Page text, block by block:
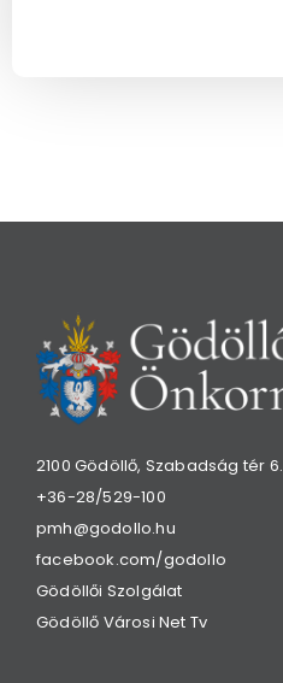
2100 Gödöllő, Szabadság tér 6.
+36-28/529-100
pmh@godollo.hu
facebook.com/godollo
Gödöllői Szolgálat
Gödöllő Városi Net Tv